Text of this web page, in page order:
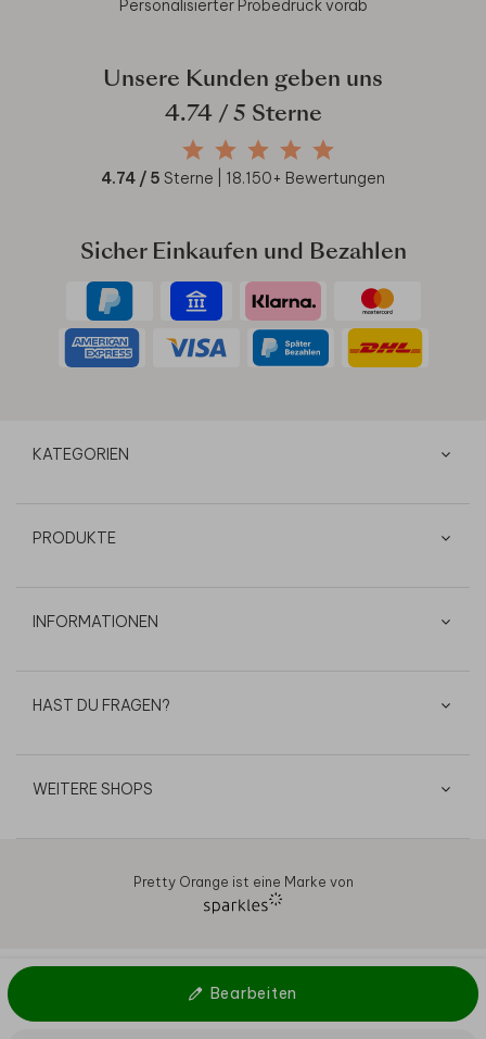
Bearbeiten
Personalisierter Probedruck vorab
Unsere Kunden geben uns
4.74/ 5 Sterne
4.74 / 5 Sterne | 18.150+ Bewertungen
Sicher Einkaufen und Bezahlen
KATEGORIEN
PRODUKTE
INFORMATIONEN
HAST DU FRAGEN?
WEITERE SHOPS
Pretty Orange ist eine Marke von
AGB Datenschutz Cookies Impressum © 2026